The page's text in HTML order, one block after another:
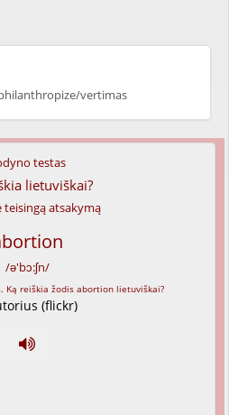
vertimas
testas
lietuviškai?
teisingą atsakymą
/ə'bɔ:ʃn/
(flickr)